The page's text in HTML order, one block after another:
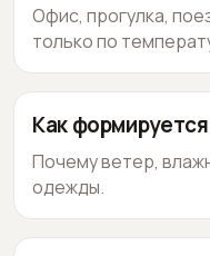
Офис, прогулка,
только по
Как
Почему ветер,
одежды.